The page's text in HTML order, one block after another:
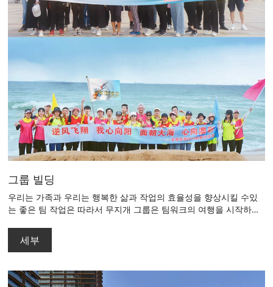
그룹 빌딩
우리는 가족과 우리는 행복한 삶과 작업의 효율성을 향상시킬 수있
는 좋은 팀 작업은 따라서 무지개 그룹은 팀워크의 여행을 시작하고
세부